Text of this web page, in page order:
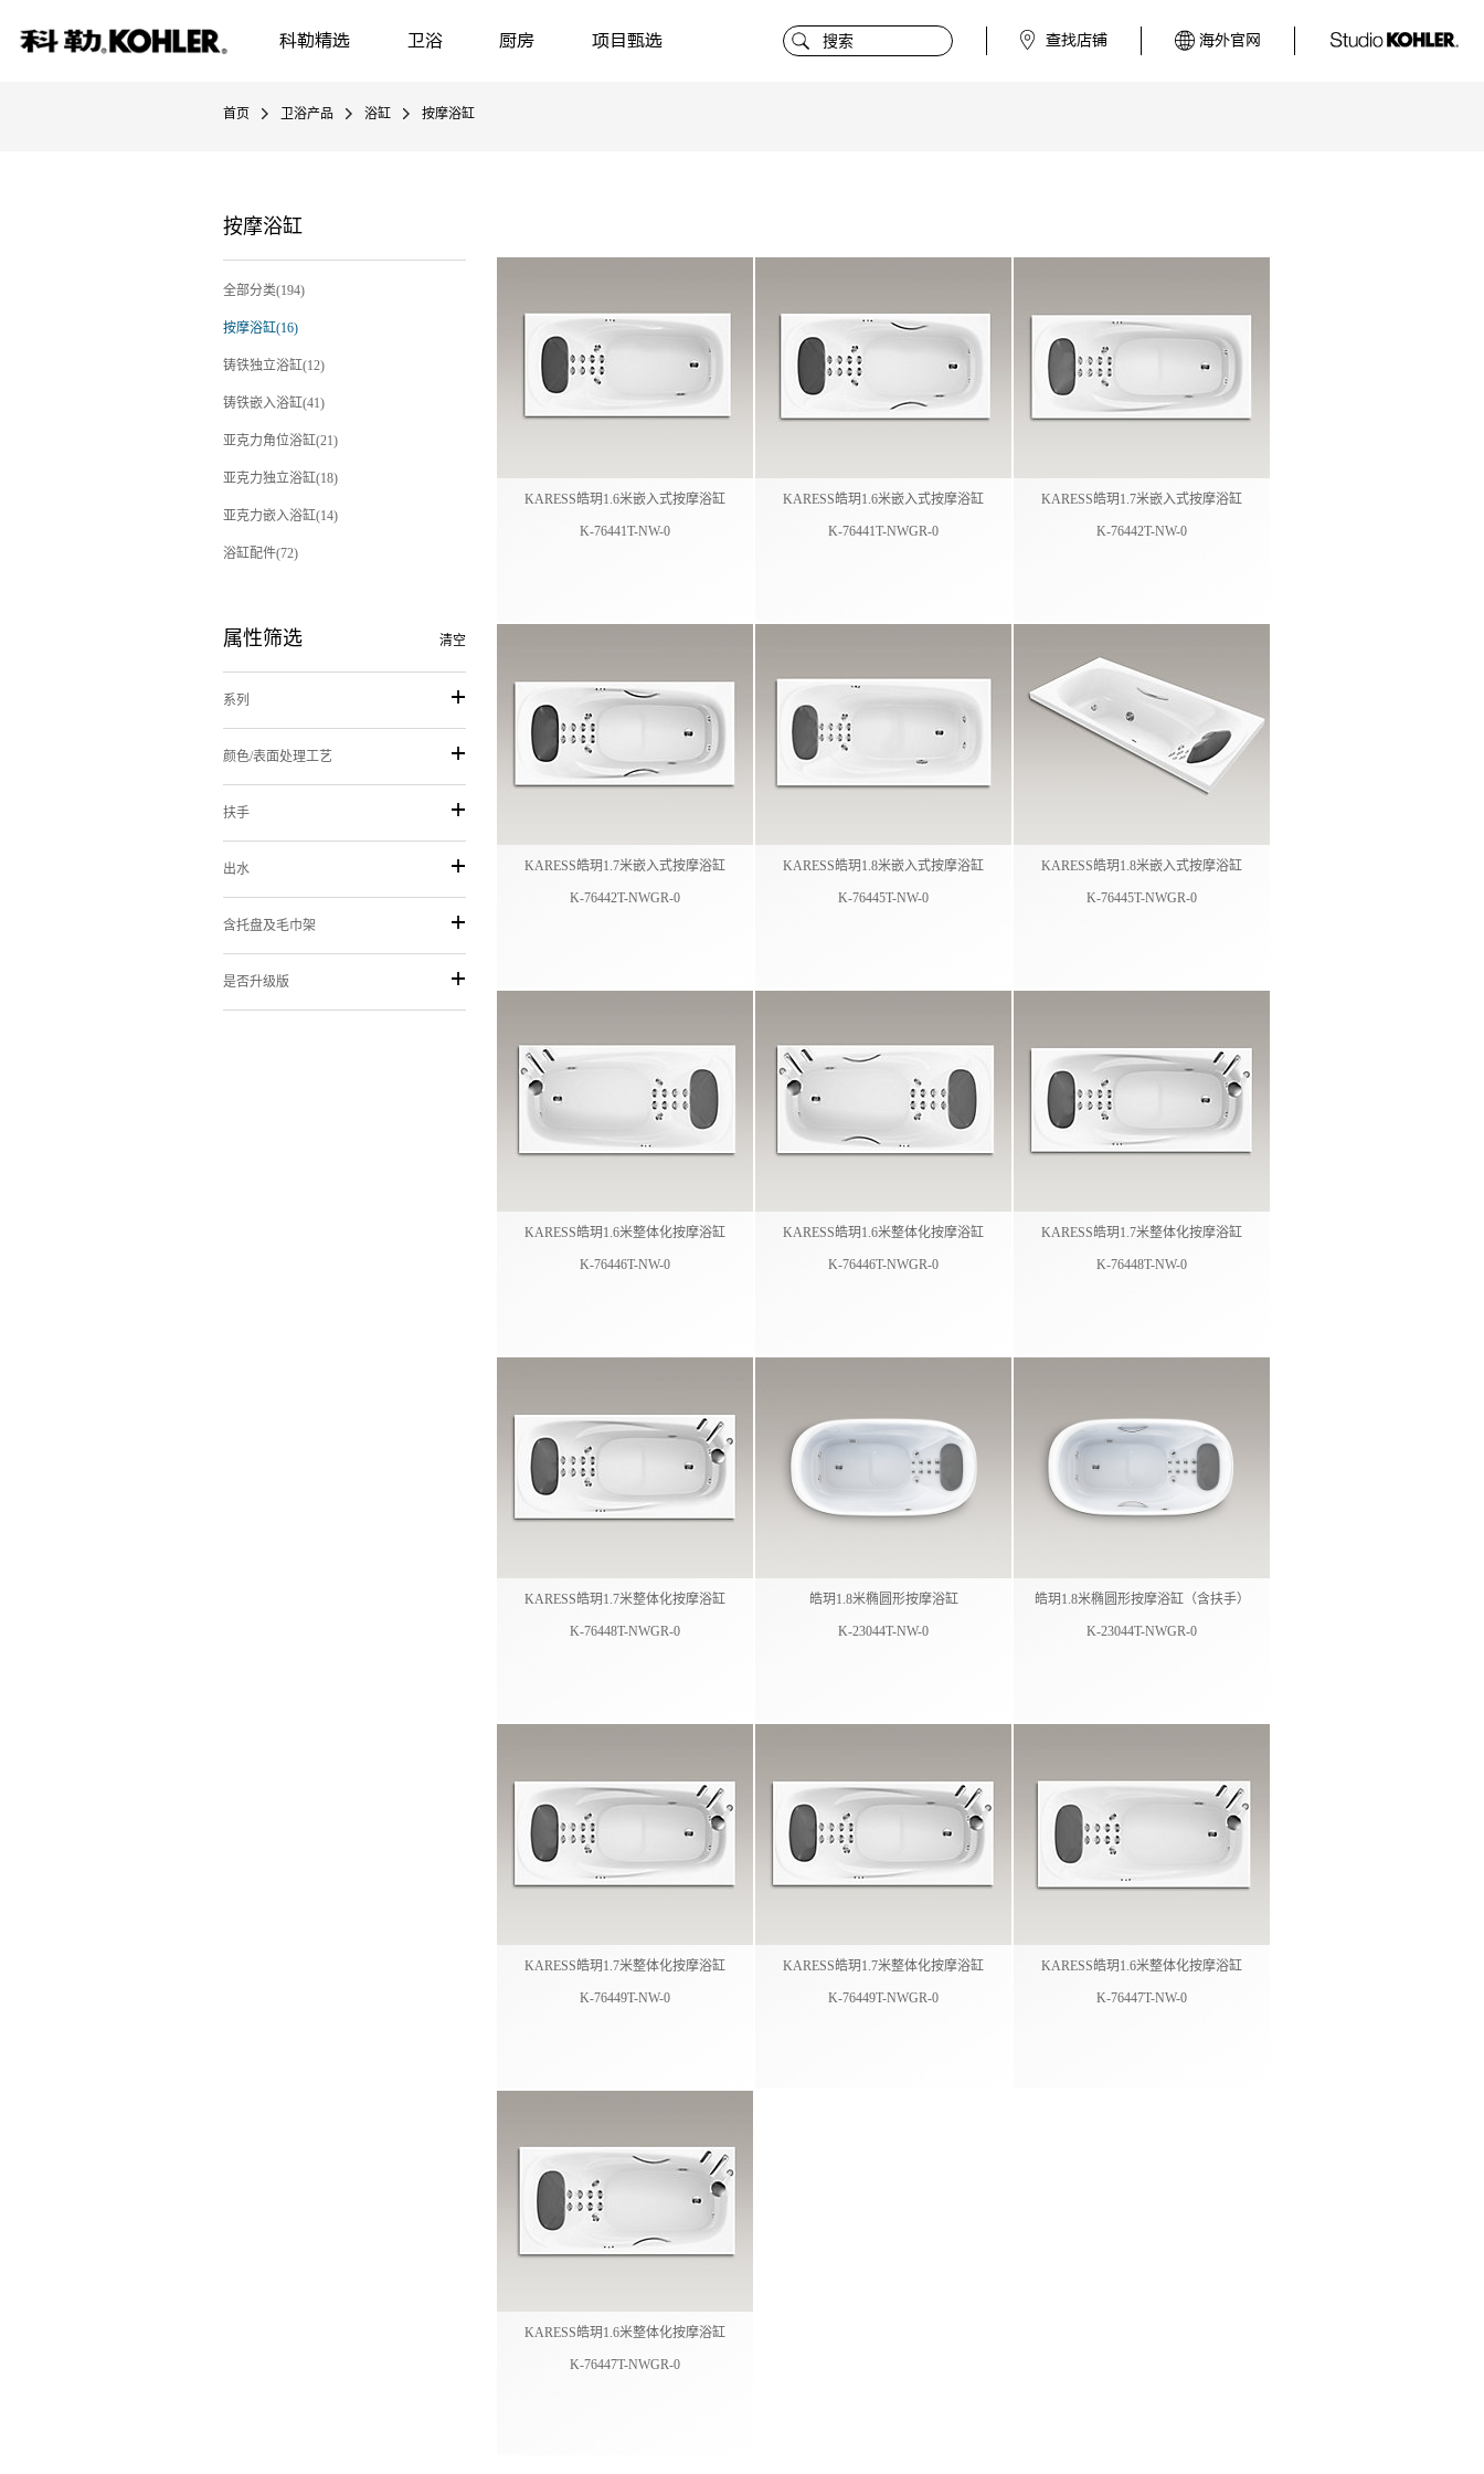
科勒精选 卫浴 厨房 项目甄选 查找店铺 海外官网
首页 卫浴产品 浴缸 按摩浴缸
按摩浴缸
全部分类(194)
按摩浴缸(16)
铸铁独立浴缸(12)
铸铁嵌入浴缸(41)
亚克力角位浴缸(21)
亚克力独立浴缸(18)
亚克力嵌入浴缸(14)
浴缸配件(72)
属性筛选 清空
系列
颜色/表面处理工艺
扶手
出水
含托盘及毛巾架
是否升级版
KARESS皓玥1.6米嵌入式按摩浴缸
K-76441T-NW-0
KARESS皓玥1.6米嵌入式按摩浴缸
K-76441T-NWGR-0
KARESS皓玥1.7米嵌入式按摩浴缸
K-76442T-NW-0
KARESS皓玥1.7米嵌入式按摩浴缸
K-76442T-NWGR-0
KARESS皓玥1.8米嵌入式按摩浴缸
K-76445T-NW-0
KARESS皓玥1.8米嵌入式按摩浴缸
K-76445T-NWGR-0
KARESS皓玥1.6米整体化按摩浴缸
K-76446T-NW-0
KARESS皓玥1.6米整体化按摩浴缸
K-76446T-NWGR-0
KARESS皓玥1.7米整体化按摩浴缸
K-76448T-NW-0
KARESS皓玥1.7米整体化按摩浴缸
K-76448T-NWGR-0
皓玥1.8米椭圆形按摩浴缸
K-23044T-NW-0
皓玥1.8米椭圆形按摩浴缸（含扶手）
K-23044T-NWGR-0
KARESS皓玥1.7米整体化按摩浴缸
K-76449T-NW-0
KARESS皓玥1.7米整体化按摩浴缸
K-76449T-NWGR-0
KARESS皓玥1.6米整体化按摩浴缸
K-76447T-NW-0
KARESS皓玥1.6米整体化按摩浴缸
K-76447T-NWGR-0